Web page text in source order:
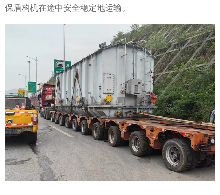
保盾构机在途中安全稳定地运输。